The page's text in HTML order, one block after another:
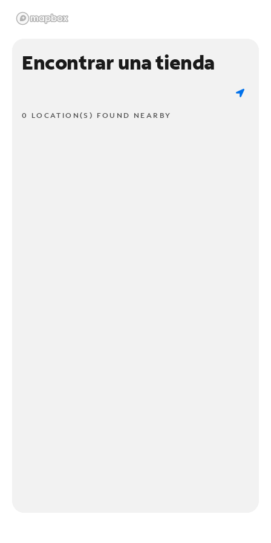
Encontrar una tienda
0 LOCATION(S) FOUND NEARBY